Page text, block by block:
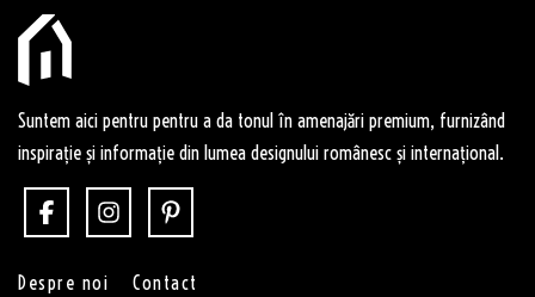
Suntem aici pentru pentru a da tonul în amenajări premium, furnizând
inspirație și informație din lumea designului românesc și internațional.
Despre noi Contact